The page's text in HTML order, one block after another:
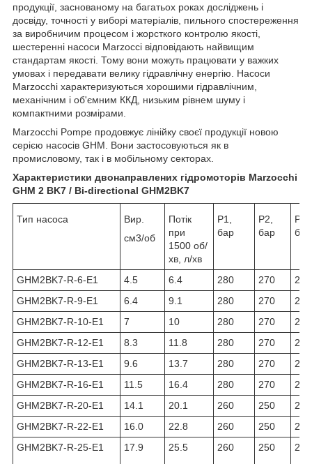
продукції, заснованому на багатьох роках досліджень і
досвіду, точності у виборі матеріалів, пильного спостереження
за виробничим процесом і жорсткого контролю якості,
шестеренні насоси Marzocci відповідають найвищим
стандартам якості. Тому вони можуть працювати у важких
умовах і передавати велику гідравлічну енергію. Насоси
Marzocchi характеризуються хорошими гідравлічним,
механічним і об'ємним ККД, низьким рівнем шуму і
компактними розмірами.
Marzocchi Pompe продовжує лінійку своєї продукції новою
серією насосів GHM. Вони застосовуються як в
промисловому, так і в мобільному секторах.
Характеристики двонаправлених гідромоторів Marzocchi
GHM 2 BK7 / Bi-directional GHM2BK7
Тип насоса
Вир.
см3/об
Потік
при
1500 об/
хв, л/хв
Р1,
бар
Р2,
бар
Р3,
бар
GHM2BK7-R-6-E1 4.5 6.4 280 270
295
GHM2BK7-R-9-E1
6.4 9.1 280 270
295
GHM2BK7-R-10-E1
7 10 280 270
295
GHM2BK7-R-12-E1
8.3 11.8 280 270
295
GHM2BK7-R-13-E1
9.6 13.7 280 270
295
GHM2BK7-R-16-E1
11.5 16.4 280 270
295
GHM2BK7-R-20-E1
14.1 20.1 260 250
275
GHM2BK7-R-22-E1
16.0 22.8 260 250
275
GHM2BK7-R-25-E1
17.9 25.5 260 250 275